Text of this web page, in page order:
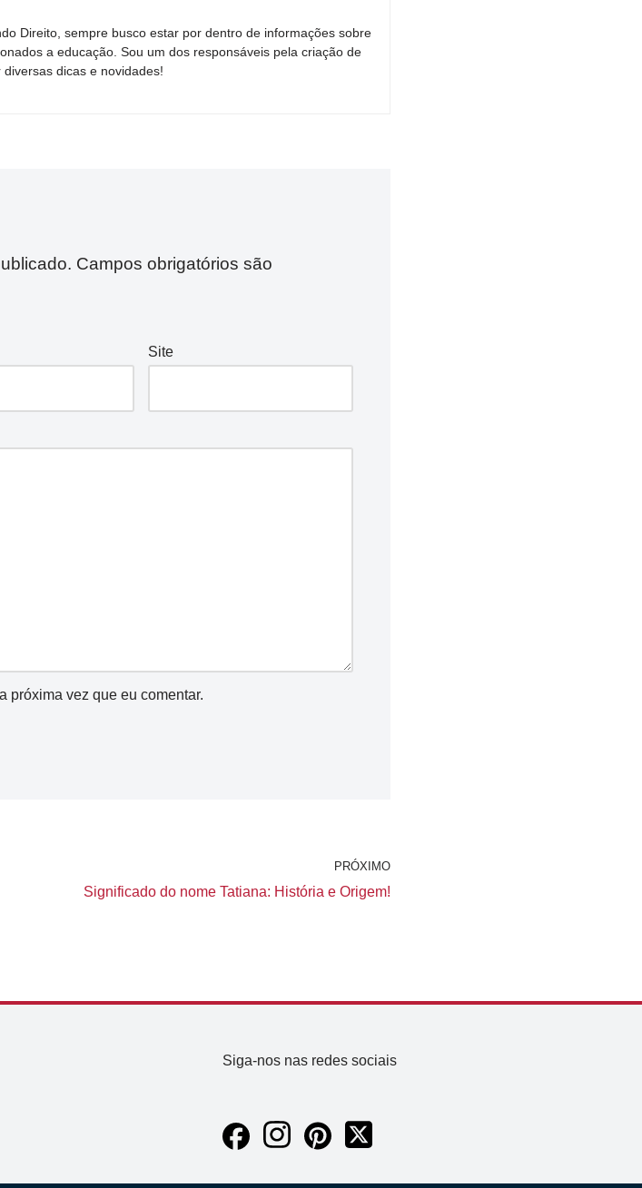
Direito, sempre busco estar por dentro de informações sobre
a educação. Sou um dos responsáveis pela criação de
dicas e novidades!
Campos obrigatórios são
Site
próxima vez que eu comentar.
PRÓXIMO
Significado do nome Tatiana: História e Origem!
Siga-nos nas redes sociais